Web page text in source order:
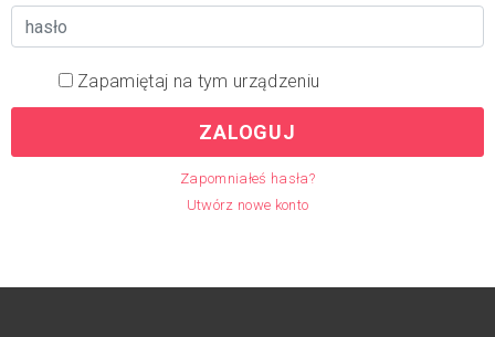
Zapamiętaj na tym urządzeniu
ZALOGUJ
Zapomniałeś hasła?
Utwórz nowe konto